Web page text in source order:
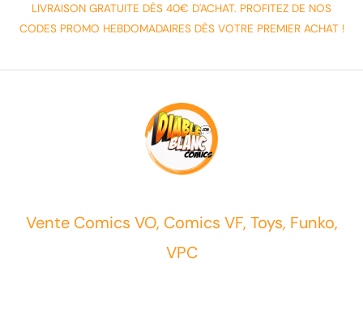
LIVRAISON GRATUITE DÈS 40€ D'ACHAT. PROFITEZ DE NOS
CODES PROMO HEBDOMADAIRES DÈS VOTRE PREMIER ACHAT !
Vente Comics VO, Comics VF, Toys, Funko,
VPC